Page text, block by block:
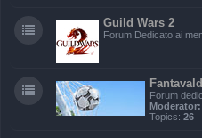
Guild Wars 2
Forum Dedicato ai
Forum
Moderator:
Topics: 26